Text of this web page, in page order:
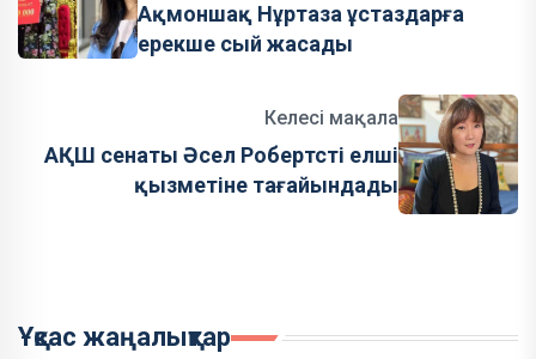
Ақмоншақ Нұртаза ұстаздарға
ерекше сый жасады
Келесі мақала
АҚШ сенаты Әсел Робертсті елші
қызметіне тағайындады
Ұқсас жаңалықтар